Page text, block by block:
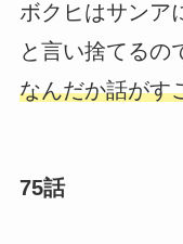
ボクヒはサンア
と言い捨てるの
なんだか話が
75話